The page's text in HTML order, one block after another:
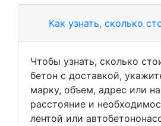
Как узнать, сколько
Чтобы узнать, сколько
бетон с доставкой,
марку, объем, адрес или
расстояние и
лентой или